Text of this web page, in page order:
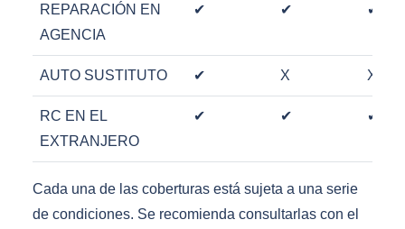
REPARACIÓN EN
AGENCIA
✔ ✔ ✔
AUTO SUSTITUTO ✔ X X
RC EN EL
EXTRANJERO
✔ ✔ ✔
Cada una de las coberturas está sujeta a una serie
de condiciones. Se recomienda consultarlas con el